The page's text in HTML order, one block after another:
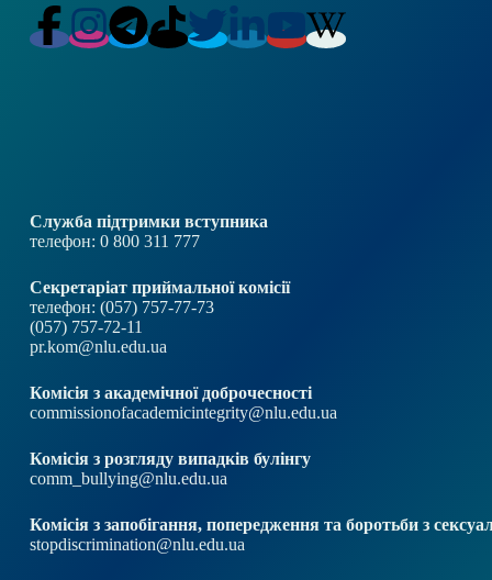
Служба підтримки вступника
телефон: 0 800 311 777
Секретаріат приймальної комісії
телефон: (057) 757-77-73
(057) 757-72-11
pr.kom@nlu.edu.ua
Комісія з академічної доброчесності
commissionofacademicintegrity@nlu.edu.ua
Комісія з розгляду випадків булінгу
comm_bullying@nlu.edu.ua
Комісія з запобігання, попередження та боротьби з
stopdiscrimination@nlu.edu.ua